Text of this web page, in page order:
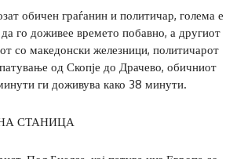
обичен граѓанин и политичар, голема е
го доживее времето побавно, а другиот
со македонски железници, политичарот
од Скопје до Драчево, обичниот
ги доживува како 38 минути.
СТАНИЦА